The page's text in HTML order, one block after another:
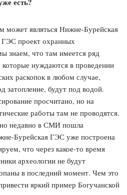
может являться Нижне-Бурейская
проект охранных
знаем, что там имеется ряд
которые нуждаются в проведении
раскопок в любом случае,
затопление, будут под водой.
просчитано, но на
работы там не проводятся.
недавно в СМИ пошла
Бурейская ГЭС уже построена
что через какое-то время
археологии не будут
в последний момент. Чем это
яркий пример Богучанской